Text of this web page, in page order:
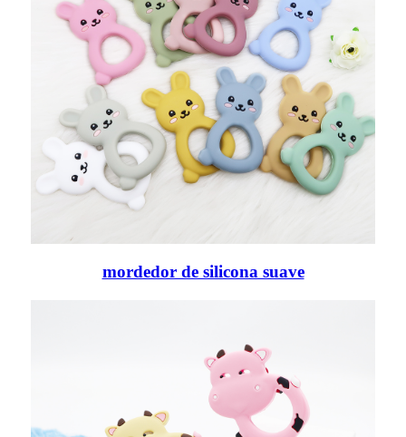
mordedor de silicona suave